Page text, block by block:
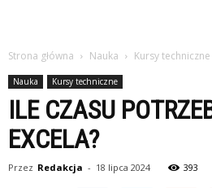
Strona główna Nauka Kursy techniczne
Nauka Kursy techniczne
ILE CZASU
EXCELA?
Przez Redakcja - 18 lipca 2024 393